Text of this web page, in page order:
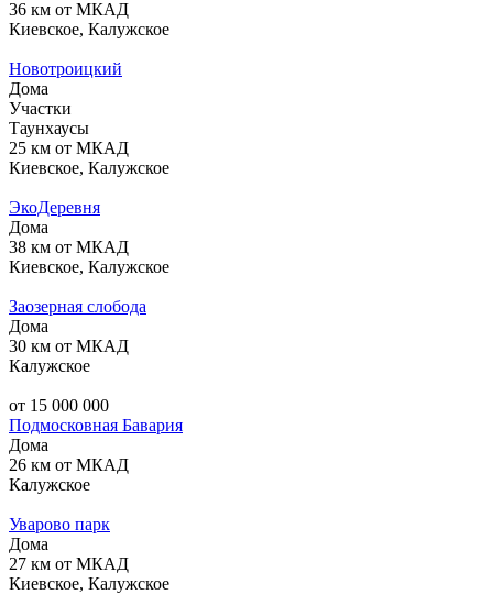
36 км от МКАД
Киевское, Калужское
Новотроицкий
Дома
Участки
Таунхаусы
25 км от МКАД
Киевское, Калужское
ЭкоДеревня
Дома
38 км от МКАД
Киевское, Калужское
Заозерная слобода
Дома
30 км от МКАД
Калужское
от 15 000 000
Подмосковная Бавария
Дома
26 км от МКАД
Калужское
Уварово парк
Дома
27 км от МКАД
Киевское, Калужское